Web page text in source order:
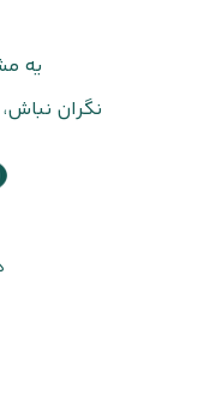
یه
نگران